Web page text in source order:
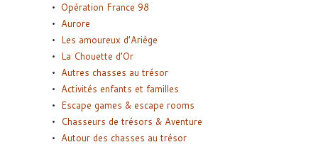
Opération France 98
Aurore
Les amoureux d’Ariège
La Chouette d’Or
Autres chasses au trésor
Activités enfants et familles
Escape games & escape rooms
Chasseurs de trésors & Aventure
Autour des chasses au trésor